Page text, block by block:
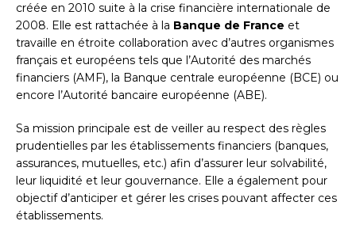
créée en 2010 suite à la crise financière internationale de
2008. Elle est rattachée à la Banque de France et
travaille en étroite collaboration avec d’autres organismes
français et européens tels que l’Autorité des marchés
financiers (AMF), la Banque centrale européenne (BCE) ou
encore l’Autorité bancaire européenne (ABE).
Sa mission principale est de veiller au respect des règles
prudentielles par les établissements financiers (banques,
assurances, mutuelles, etc.) afin d’assurer leur solvabilité,
leur liquidité et leur gouvernance. Elle a également pour
objectif d’anticiper et gérer les crises pouvant affecter ces
établissements.